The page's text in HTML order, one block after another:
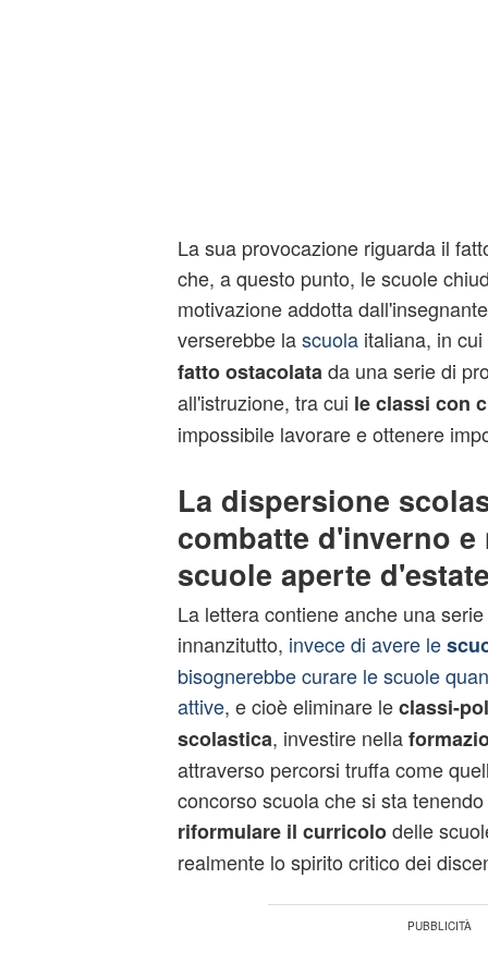
La sua provocazione riguarda il
che, a questo punto, le scuole
motivazione addotta
verserebbe lascuolaitaliana, in cui
fatto ostacolata da una serie di
all'istruzione, tra cui le classi con
impossibile lavorare e ottenere
La dispersione
combatte d'inverno
scuole aperte
La lettera contiene anche una
innanzitutto, invece di avere le
bisognerebbe curare le scuole
attive, e cioè eliminare leclassi-
scolastica, investire nella
attraverso percorsi truffa come
concorso scuola che si sta
riformulare il curricolodelle
realmente lo spirito critico dei